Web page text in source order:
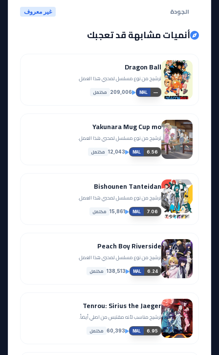
الجودة غير معروف
أنميات مشابهة قد تعجبك
Dragon Ball
ترشيح من نوع مسلسل لمحبي هذا العمل.
MAL —
209,006 مكتمل
Yakunara Mug Cup mo
ترشيح من نوع مسلسل لمحبي هذا العمل.
MAL 6.56
12,043 مكتمل
Bishounen Tanteidan
ترشيح من نوع مسلسل لمحبي هذا العمل.
MAL 7.06
15,861 مكتمل
Peach Boy Riverside
ترشيح من نوع مسلسل لمحبي هذا العمل.
MAL 6.24
138,513 مكتمل
Tenrou: Sirius the Jaeger
ترشيح مناسب لأنه مقتبس من اصلي أيضاً.
MAL 6.95
60,393 مكتمل